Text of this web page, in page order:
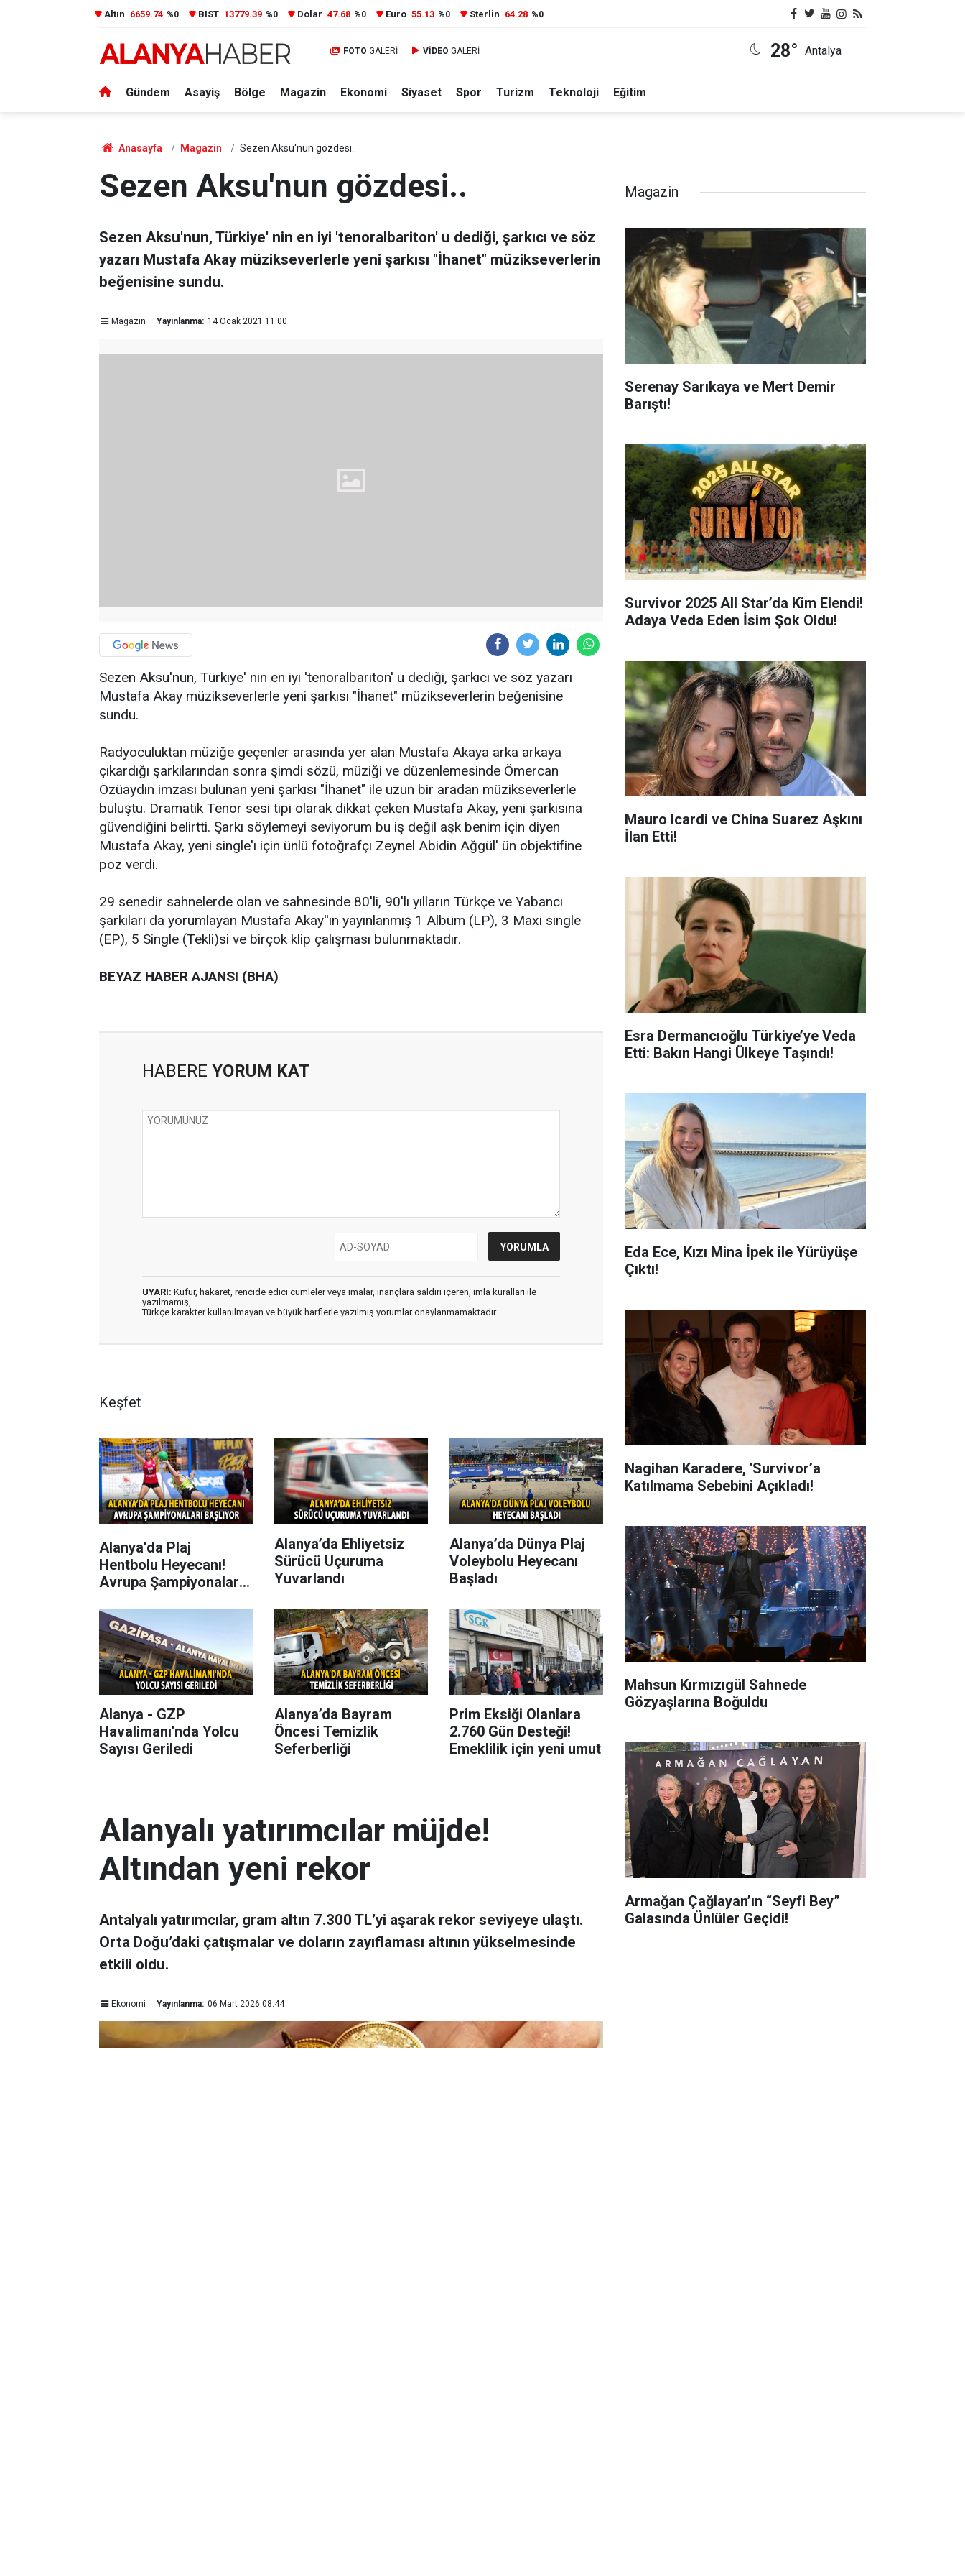
Altın 6659.74 %0 BIST 13779.39 %0 Dolar 47.68 %0 Euro 55.13 %0 Sterlin 64.28 %0
FOTO GALERİ VİDEO GALERİ 28° Antalya
Gündem Asayiş Bölge Magazin Ekonomi Siyaset Spor Turizm Teknoloji Eğitim
Anasayfa Magazin Sezen Aksu'nun gözdesi..
Sezen Aksu'nun gözdesi..
Sezen Aksu'nun, Türkiye' nin en iyi 'tenoralbariton' u dediği, şarkıcı ve söz
yazarı Mustafa Akay müzikseverlerle yeni şarkısı "İhanet" müzikseverlerin
beğenisine sundu.
Magazin Yayınlanma: 14 Ocak 2021 11:00
Sezen Aksu'nun, Türkiye' nin en iyi 'tenoralbariton' u dediği, şarkıcı ve söz yazarı
Mustafa Akay müzikseverlerle yeni şarkısı "İhanet" müzikseverlerin beğenisine
sundu.
Radyoculuktan müziğe geçenler arasında yer alan Mustafa Akaya arka arkaya
çıkardığı şarkılarından sonra şimdi sözü, müziği ve düzenlemesinde Ömercan
Özüaydın imzası bulunan yeni şarkısı "İhanet" ile uzun bir aradan müzikseverlerle
buluştu. Dramatik Tenor sesi tipi olarak dikkat çeken Mustafa Akay, yeni şarkısına
güvendiğini belirtti. Şarkı söylemeyi seviyorum bu iş değil aşk benim için diyen
Mustafa Akay, yeni single'ı için ünlü fotoğrafçı Zeynel Abidin Ağgül' ün objektifine
poz verdi.
29 senedir sahnelerde olan ve sahnesinde 80'li, 90'lı yılların Türkçe ve Yabancı
şarkıları da yorumlayan Mustafa Akay''ın yayınlanmış 1 Albüm (LP), 3 Maxi single
(EP), 5 Single (Tekli)si ve birçok klip çalışması bulunmaktadır.
BEYAZ HABER AJANSI (BHA)
HABERE YORUM KAT
UYARI: Küfür, hakaret, rencide edici cümleler veya imalar, inançlara saldırı içeren, imla kuralları ile
yazılmamış,
Türkçe karakter kullanılmayan ve büyük harflerle yazılmış yorumlar onaylanmamaktadır.
Keşfet
Alanya’da Plaj
Hentbolu Heyecanı!
Avrupa Şampiyonaları
Alanya’da Ehliyetsiz
Sürücü Uçuruma
Yuvarlandı
Alanya’da Dünya Plaj
Voleybolu Heyecanı
Başladı
Alanya - GZP
Havalimanı'nda Yolcu
Sayısı Geriledi
Alanya’da Bayram
Öncesi Temizlik
Seferberliği
Prim Eksiği Olanlara
2.760 Gün Desteği!
Emeklilik için yeni umut
Alanyalı yatırımcılar müjde!
Altından yeni rekor
Antalyalı yatırımcılar, gram altın 7.300 TL’yi aşarak rekor seviyeye ulaştı.
Orta Doğu’daki çatışmalar ve doların zayıflaması altının yükselmesinde
etkili oldu.
Ekonomi Yayınlanma: 06 Mart 2026 08:44
Magazin
Serenay Sarıkaya ve Mert Demir
Barıştı!
Survivor 2025 All Star’da Kim Elendi!
Adaya Veda Eden İsim Şok Oldu!
Mauro Icardi ve China Suarez Aşkını
İlan Etti!
Esra Dermancıoğlu Türkiye’ye Veda
Etti: Bakın Hangi Ülkeye Taşındı!
Eda Ece, Kızı Mina İpek ile Yürüyüşe
Çıktı!
Nagihan Karadere, 'Survivor’a
Katılmama Sebebini Açıkladı!
Mahsun Kırmızıgül Sahnede
Gözyaşlarına Boğuldu
Armağan Çağlayan’ın “Seyfi Bey”
Galasında Ünlüler Geçidi!